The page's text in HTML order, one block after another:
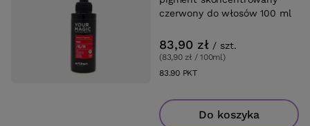
czerwony do włosów 100 ml
83,90 zł / szt.
(83,90 zł / 100ml)
83.90PKTpunktów
Do koszyka